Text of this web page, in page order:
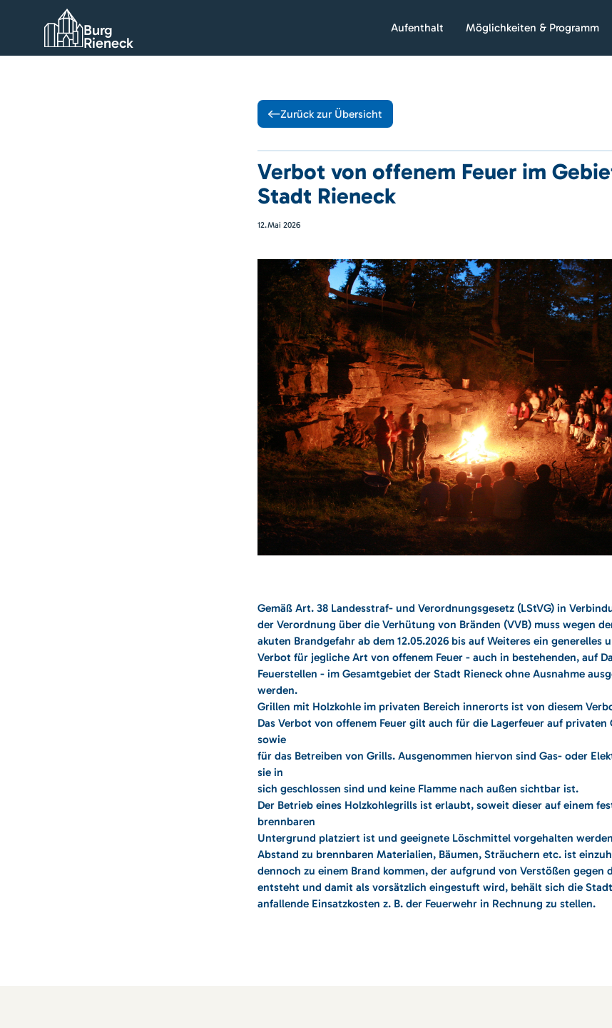
Burg
Rieneck
Aufenthalt Möglichkeiten & Programm
Zurück zur Übersicht
Verbot von offenem Feuer im
Stadt Rieneck
12.Mai 2026
Gemäß Art. 38 Landesstraf- und Verordnungsgesetz (LStVG) in
der Verordnung über die Verhütung von Bränden (VVB) muss wegen
akuten Brandgefahr ab dem 12.05.2026 bis auf Weiteres ein generelles
Verbot für jegliche Art von offenem Feuer - auch in bestehenden, auf
Feuerstellen - im Gesamtgebiet der Stadt Rieneck ohne Ausnahme
werden.
Grillen mit Holzkohle im privaten Bereich innerorts ist von diesem
Das Verbot von offenem Feuer gilt auch für die Lagerfeuer auf privaten
sowie
für das Betreiben von Grills. Ausgenommen hiervon sind Gas- oder
sie in
sich geschlossen sind und keine Flamme nach außen sichtbar ist.
Der Betrieb eines Holzkohlegrills ist erlaubt, soweit dieser auf einem
brennbaren
Untergrund platziert ist und geeignete Löschmittel vorgehalten
Abstand zu brennbaren Materialien, Bäumen, Sträuchern etc. ist
dennoch zu einem Brand kommen, der aufgrund von Verstößen gegen
entsteht und damit als vorsätzlich eingestuft wird, behält sich die
anfallende Einsatzkosten z. B. der Feuerwehr in Rechnung zu stellen.